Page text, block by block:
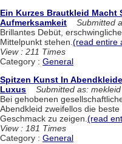
Ein Kurzes Brautkleid Macht
Aufmerksamkeit
Submitted
Brillantes Debüt,
Mittelpunkt stehen. (read entire
View : 211 Times
Category : General
Spitzen Kunst In
Luxus
Submitted as: mekleid
Bei gehobenen
Abendkleid zweifellos die
Geschmack zu zeigen.(read
View : 181 Times
Category : General